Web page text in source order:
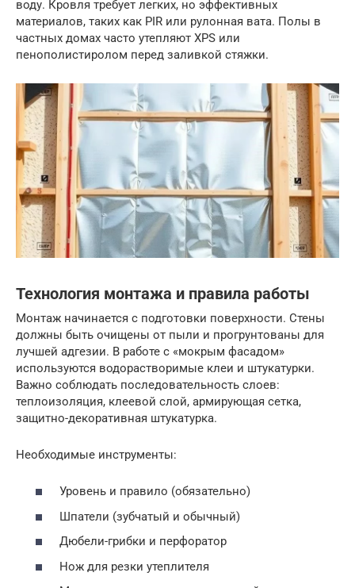
воду. Кровля требует легких, но эффективных
материалов, таких как PIR или рулонная вата. Полы в
частных домах часто утепляют XPS или
пенополистиролом перед заливкой стяжки.
Технология монтажа и правила работы
Монтаж начинается с подготовки поверхности. Стены
должны быть очищены от пыли и прогрунтованы для
лучшей адгезии. В работе с «мокрым фасадом»
используются водорастворимые клеи и штукатурки.
Важно соблюдать последовательность слоев:
теплоизоляция, клеевой слой, армирующая сетка,
защитно-декоративная штукатурка.
Необходимые инструменты:
Уровень и правило (обязательно)
Шпатели (зубчатый и обычный)
Дюбели-грибки и перфоратор
Нож для резки утеплителя